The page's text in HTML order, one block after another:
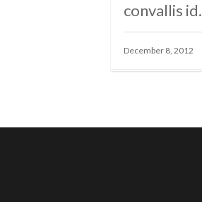
convallis id.
December 8, 2012